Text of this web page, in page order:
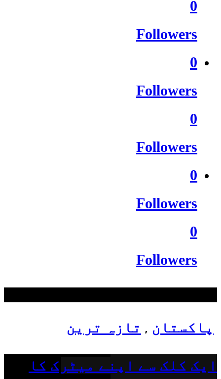
0
Followers
0
Followers
0
Followers
0
Followers
0
Followers
پاکستان , تازہ ترین
ایک کلک سے اپنے میٹرک کا